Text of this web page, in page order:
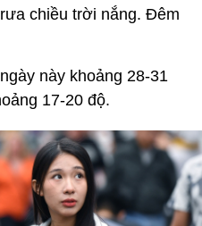
chiều trời nắng. Đêm
này khoảng 28-31
17-20 độ.